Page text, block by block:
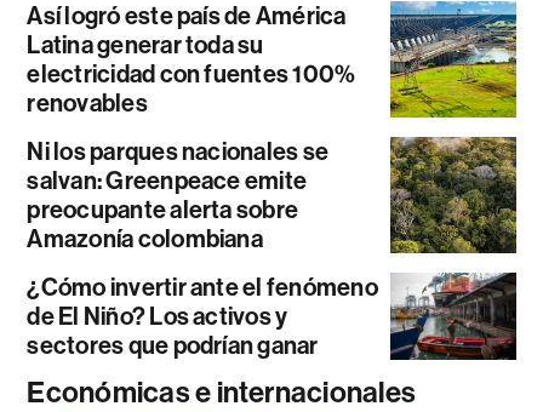
Así logró este país de América
Latina generar toda su
electricidad con fuentes 100%
renovables
Ni los parques nacionales se
salvan: Greenpeace emite
preocupante alerta sobre
Amazonía colombiana
¿Cómo invertir ante el fenómeno
de El Niño? Los activos y
sectores que podrían ganar
Económicas e internacionales